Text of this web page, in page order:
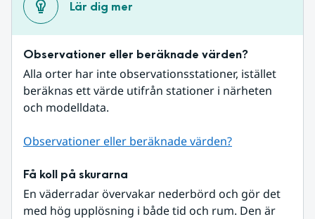
Lär dig mer
Observationer eller beräknade värden?
Alla orter har inte observationsstationer, istället
beräknas ett värde utifrån stationer i närheten
och modelldata.
Observationer eller beräknade värden?
Få koll på skurarna
En väderradar övervakar nederbörd och gör det
med hög upplösning i både tid och rum. Den är